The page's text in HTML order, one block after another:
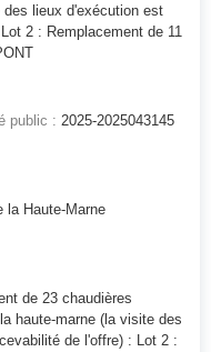
lieux d'exécution est
2 : Remplacement de 11
public : 2025-2025043145
la Haute-Marne
de 23 chaudières
haute-marne (la visite des
de l'offre) : Lot 2 :